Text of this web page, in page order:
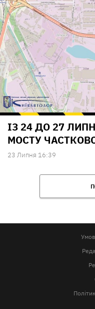
ІЗ 24 ДО 27
МОСТУ
23 Липня 16:39